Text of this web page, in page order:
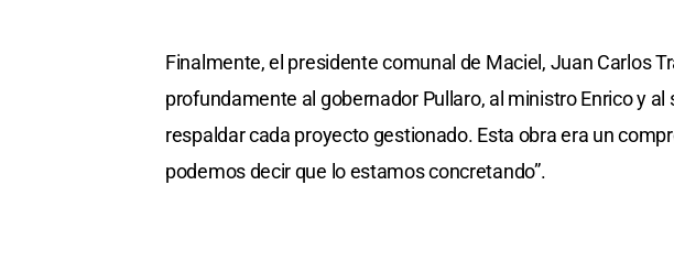
Finalmente, el presidente comunal de Maciel, Juan Carlos
profundamente al gobernador Pullaro, al ministro Enrico y
respaldar cada proyecto gestionado. Esta obra era un
podemos decir que lo estamos concretando”.